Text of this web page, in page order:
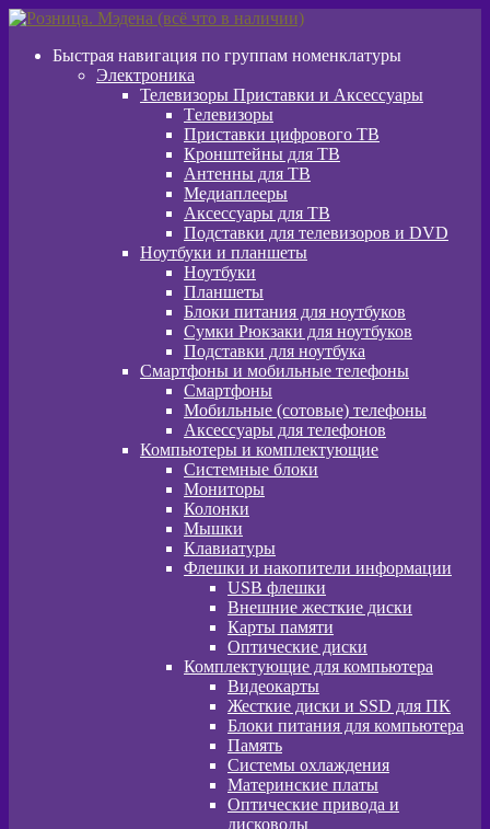
Перейти
навигации
Перейти
содержимому
Быстрая навигация по группам номенклатуры
Электроника
Телевизоры Приставки и Аксессуары
Tелевизоры
Приставки цифрового ТВ
Кронштейны для ТВ
Антенны для ТВ
Медиаплееры
Аксессуары для ТВ
Подставки для телевизоров и DVD
Ноутбуки и планшеты
Ноутбуки
Планшеты
Блоки питания для ноутбуков
Сумки Рюкзаки для ноутбуков
Подставки для ноутбука
Смартфоны и мобильные телефоны
Смартфоны
Мобильные (сотовые) телефоны
Аксессуары для телефонов
Компьютеры и комплектующие
Системные блоки
Мониторы
Колонки
Мышки
Клавиатуры
Флешки и накопители информации
USB флешки
Внешние жесткие диски
Карты памяти
Оптические диски
Комплектующие для компьютера
Видеокарты
Жесткие диски и SSD для ПК
Блоки питания для компьютера
Память
Системы охлаждения
Материнские платы
Оптические привода и
дисководы